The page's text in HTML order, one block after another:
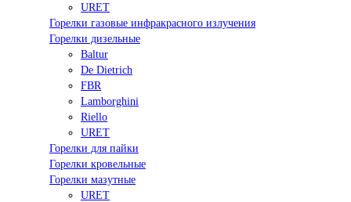
URET
Горелки газовые инфракрасного излучения
Горелки дизельные
Baltur
De Dietrich
FBR
Lamborghini
Riello
URET
Горелки для пайки
Горелки кровельные
Горелки мазутные
URET